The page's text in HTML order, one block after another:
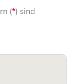
(*) sind